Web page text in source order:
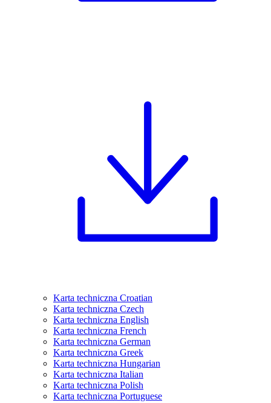
Karta techniczna Croatian
Karta techniczna Czech
Karta techniczna English
Karta techniczna French
Karta techniczna German
Karta techniczna Greek
Karta techniczna Hungarian
Karta techniczna Italian
Karta techniczna Polish
Karta techniczna Portuguese